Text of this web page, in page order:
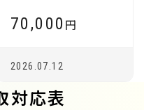
70,000 円
2026.07.12
対応表